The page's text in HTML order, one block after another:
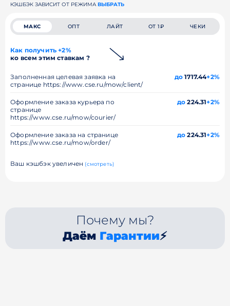
КЭШБЭК ЗАВИСИТ ОТ РЕЖИМА ВЫБРАТЬ
МАКС ОПТ ЛАЙТ ОТ 1₽ ЧЕКИ
Как получить +2%
ко всем этим ставкам ?
Заполненная целевая заявка на
странице https://www.cse.ru/mow/client/
до 1717.44+2%
Оформление заказа курьера по
странице
https://www.cse.ru/mow/courier/
до 224.31+2%
Оформление заказа на странице
https://www.cse.ru/mow/order/
до 224.31+2%
Ваш кэшбэк увеличен (смотреть)
Почему мы?
Даём Гарантии⚡